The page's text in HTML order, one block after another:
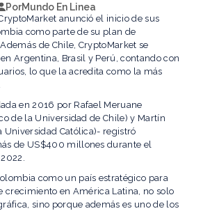
PorMundo En Linea
anunció el inicio de sus
como parte de su plan de
de Chile, CryptoMarket se
Argentina, Brasil y Perú, contando con
lo que la acredita como la más
en 2016 por Rafael Meruane
de la Universidad de Chile) y Martín
Universidad Católica)- registró
de US$400 millones durante el
como un país estratégico para
crecimiento en América Latina, no solo
sino porque además es uno de los